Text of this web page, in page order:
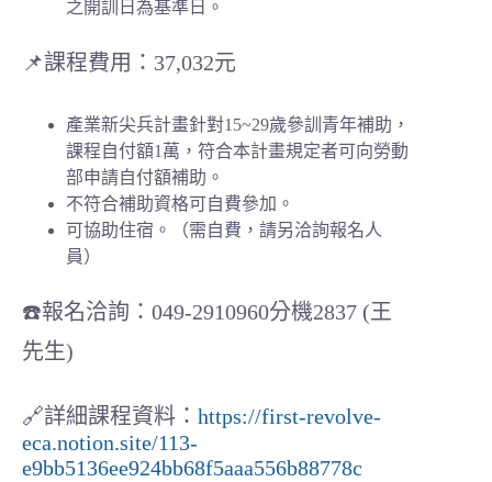
之開訓日為基準日。
📌課程費用：37,032元
產業新尖兵計畫針對15~29歲參訓青年補助，
課程自付額1萬，符合本計畫規定者可向勞動
部申請自付額補助。
不符合補助資格可自費參加。
可協助住宿。（需自費，請另洽詢報名人
員）
☎️報名洽詢：049-2910960分機2837 (王
先生)
🔗詳細課程資料： https://first-revolve-
eca.notion.site/113-
e9bb5136ee924bb68f5aaa556b88778c